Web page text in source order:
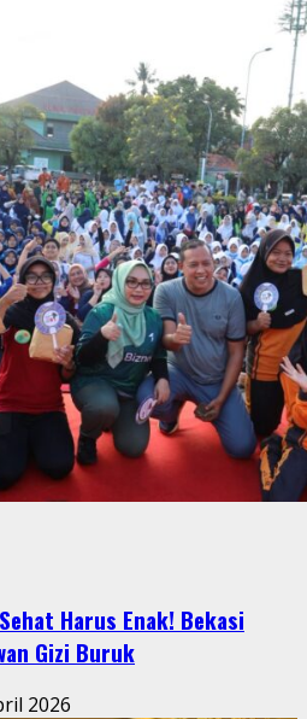
Harus Enak! Bekasi
Gizi Buruk
2026